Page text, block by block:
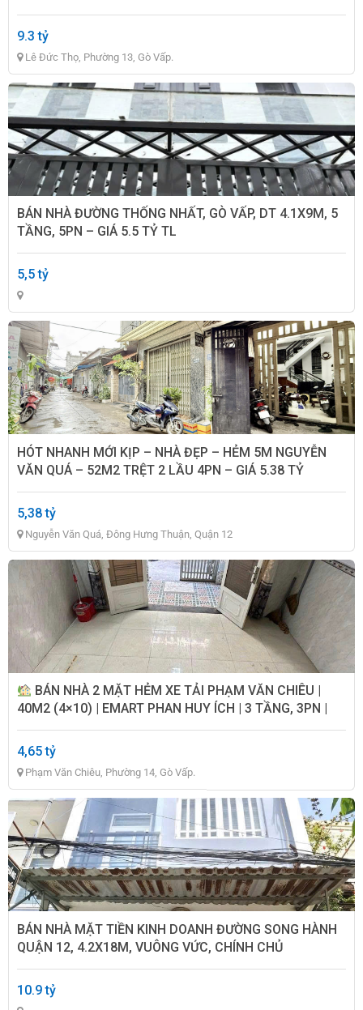
9.3 tỷ
Lê Đức Thọ, Phường 13, Gò Vấp.
BÁN NHÀ ĐƯỜNG THỐNG NHẤT, GÒ VẤP, DT 4.1X9M, 5
TẦNG, 5PN – GIÁ 5.5 TỶ TL
5,5 tỷ
HÓT NHANH MỚI KỊP – NHÀ ĐẸP – HẺM 5M NGUYỄN
VĂN QUÁ – 52M2 TRỆT 2 LẦU 4PN – GIÁ 5.38 TỶ
5,38 tỷ
Nguyễn Văn Quá, Đông Hưng Thuận, Quận 12
BÁN NHÀ 2 MẶT HẺM XE TẢI PHẠM VĂN CHIÊU |
40M2 (4×10) | EMART PHAN HUY ÍCH | 3 TẦNG, 3PN |
4,65 TỶ TL
4,65 tỷ
Phạm Văn Chiêu, Phường 14, Gò Vấp.
BÁN NHÀ MẶT TIỀN KINH DOANH ĐƯỜNG SONG HÀNH
QUẬN 12, 4.2X18M, VUÔNG VỨC, CHÍNH CHỦ
10.9 tỷ